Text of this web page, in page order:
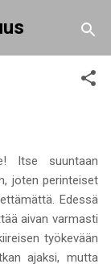
Itse suuntaan
joten perinteiset
Edessä
aivan varmasti
työkevään
ajaksi, mutta